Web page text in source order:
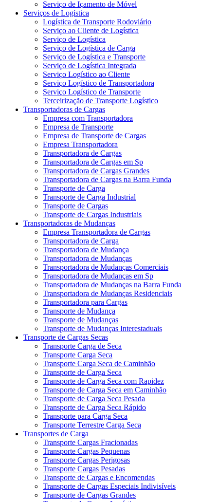
Serviço de Içamento de Móvel
Serviços de Logística
Logística de Transporte Rodoviário
Serviço ao Cliente de Logística
Serviço de Logística
Serviço de Logística de Carga
Serviço de Logística e Transporte
Serviço de Logística Integrada
Serviço Logístico ao Cliente
Serviço Logístico de Transportadora
Serviço Logístico de Transporte
Terceirização de Transporte Logístico
Transportadoras de Cargas
Empresa com Transportadora
Empresa de Transporte
Empresa de Transporte de Cargas
Empresa Transportadora
Transportadora de Cargas
Transportadora de Cargas em Sp
Transportadora de Cargas Grandes
Transportadora de Cargas na Barra Funda
Transporte de Carga
Transporte de Carga Industrial
Transporte de Cargas
Transporte de Cargas Industriais
Transportadoras de Mudanças
Empresa Transportadora de Cargas
Transportadora de Carga
Transportadora de Mudança
Transportadora de Mudanças
Transportadora de Mudanças Comerciais
Transportadora de Mudanças em Sp
Transportadora de Mudanças na Barra Funda
Transportadora de Mudanças Residenciais
Transportadora para Cargas
Transporte de Mudança
Transporte de Mudanças
Transporte de Mudanças Interestaduais
Transporte de Cargas Secas
Transporte Carga de Seca
Transporte Carga Seca
Transporte Carga Seca de Caminhão
Transporte de Carga Seca
Transporte de Carga Seca com Rapidez
Transporte de Carga Seca em Caminhão
Transporte de Carga Seca Pesada
Transporte de Carga Seca Rápido
Transporte para Carga Seca
Transporte Terrestre Carga Seca
Transportes de Carga
Transporte Cargas Fracionadas
Transporte Cargas Pequenas
Transporte Cargas Perigosas
Transporte Cargas Pesadas
Transporte de Cargas e Encomendas
Transporte de Cargas Especiais Indivisíveis
Transporte de Cargas Grandes